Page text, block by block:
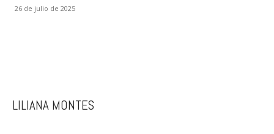
26 de julio de 2025
LILIANA MONTES